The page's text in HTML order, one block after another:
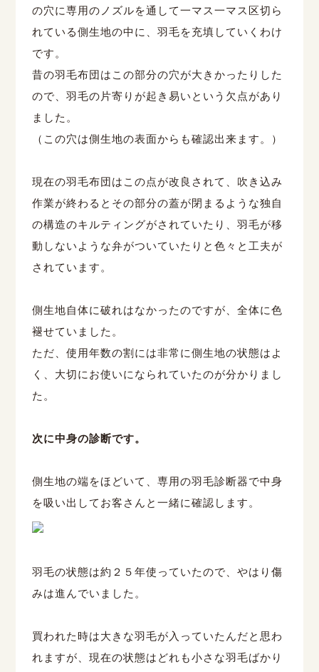
の穴に専用のノズルを通して一マス一マス区切ら
れている側生地の中に、羽毛を充填していくわけ
です。
昔の羽毛布団はこの部分の穴が大きかったりした
ので、羽毛の片寄りが起き易いという欠点があり
ました。
（この穴は側生地の表面からも確認出来ます。）
現在の羽毛布団はこの点が改良されて、吹き込み
作業が終わるとその部分の蓋が閉まるような独自
の構造のキルティングがされていたり、羽毛が移
動しないような弁がついていたりと色々と工夫が
されています。
側生地自体に破れはなかったのですが、全体に色
褪せていました。
ただ、使用年数の割には非常に側生地の状態はよ
く、大切にお使いになられていたのが分かりまし
た。
次に中身の診断です。
側生地の端をほどいて、専用の羽毛診断器で中身
を吸い出してお客さんと一緒に確認します。
羽毛の状態は約２５年使っていたので、やはり傷
みは進んでいました。
買われた時は大きな羽毛が入っていたんだと思わ
れますが、現在の状態はどれも小さな羽毛ばかり